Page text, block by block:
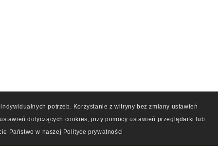
potrzeb. Korzystanie z witryny bez zmiany ustawień
dotyczących cookies, przy pomocy ustawień przeglądarki lub
Państwo w naszej Polityce prywatności